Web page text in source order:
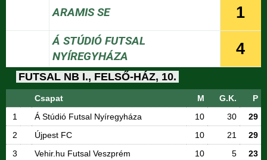
ARAMIS SE
Á STÚDIÓ FUTSAL
NYÍREGYHÁZA
1
4
FUTSAL NB I., FELSŐ-HÁZ, 10.
Csapat M G.K.
P
1
Á Stúdió Futsal Nyíregyháza 10 30
29
2
Újpest FC 10 21
29
3
Vehir.hu Futsal Veszprém 10 5
23